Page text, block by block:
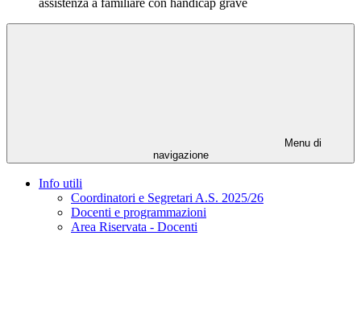
assistenza a familiare con handicap grave
Menu di
navigazione
Info utili
Coordinatori e Segretari A.S. 2025/26
Docenti e programmazioni
Area Riservata - Docenti